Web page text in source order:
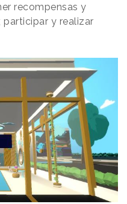
recompensas y
participar y realizar